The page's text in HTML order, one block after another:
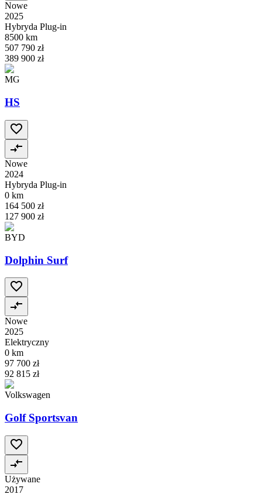
Nowe
2025
Hybryda Plug-in
8500 km
507 790 zł
389 900 zł
MG
HS
Nowe
2024
Hybryda Plug-in
0 km
164 500 zł
127 900 zł
BYD
Dolphin Surf
Nowe
2025
Elektryczny
0 km
97 700 zł
92 815 zł
Volkswagen
Golf Sportsvan
Używane
2017